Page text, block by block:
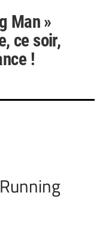
Man »
ce soir,
!